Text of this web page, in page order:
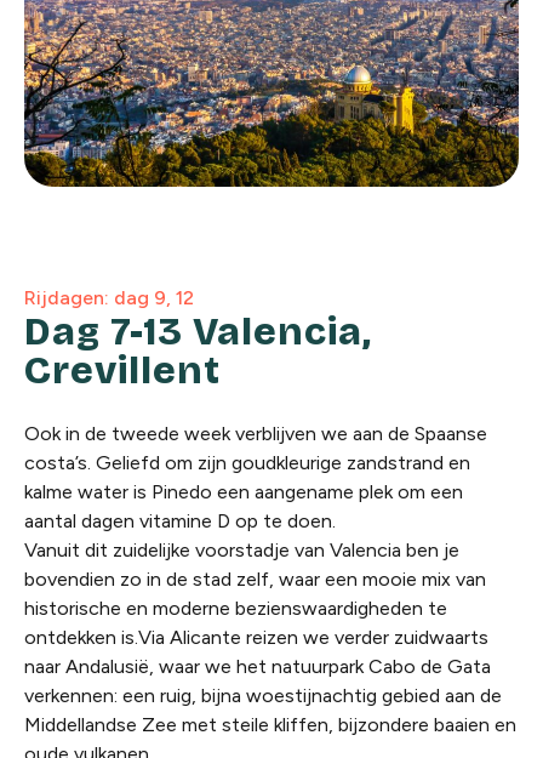
Rijdagen: dag 9, 12
Dag 7-13 Valencia,
Crevillent
Ook in de tweede week verblijven we aan de Spaanse
costa’s. Geliefd om zijn goudkleurige zandstrand en
kalme water is Pinedo een aangename plek om een
aantal dagen vitamine D op te doen.
Vanuit dit zuidelijke voorstadje van Valencia ben je
bovendien zo in de stad zelf, waar een mooie mix van
historische en moderne bezienswaardigheden te
ontdekken is.Via Alicante reizen we verder zuidwaarts
naar Andalusië, waar we het natuurpark Cabo de Gata
verkennen: een ruig, bijna woestijnachtig gebied aan de
Middellandse Zee met steile kliffen, bijzondere baaien en